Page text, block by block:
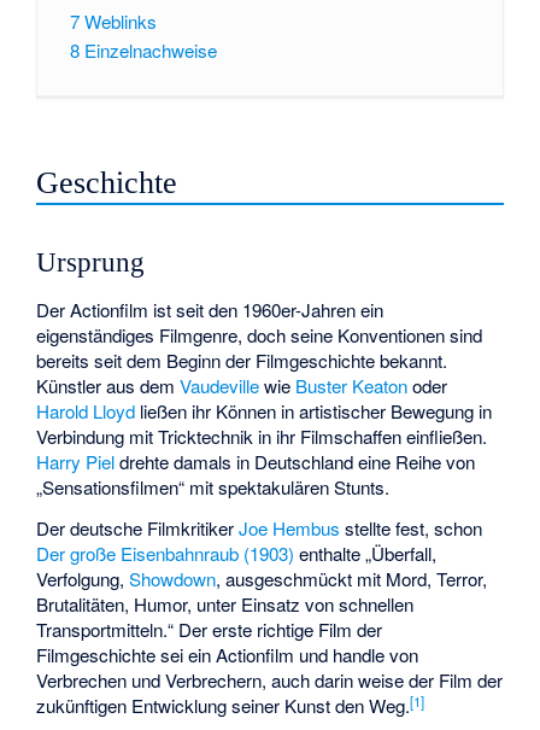
7Weblinks
8 Einzelnachweise
Geschichte
Ursprung
Der Actionfilm ist seit den 1960er-Jahren ein
eigenständiges Filmgenre, doch seine Konventionen sind
bereits seit dem Beginn der Filmgeschichte bekannt.
Künstler aus demVaudevillewie Buster Keatonoder
Harold Lloyd ließen ihr Können in artistischer Bewegung in
Verbindung mit Tricktechnik in ihr Filmschaffen einfließen.
Harry Pieldrehte damals in Deutschland eine Reihe von
„Sensationsfilmen“ mit spektakulären Stunts.
Der deutsche FilmkritikerJoe Hembus stellte fest, schon
Der große Eisenbahnraub (1903) enthalte „Überfall,
Verfolgung,Showdown, ausgeschmückt mit Mord, Terror,
Brutalitäten, Humor, unter Einsatz von schnellen
Transportmitteln.“ Der erste richtige Film der
Filmgeschichte sei ein Actionfilm und handle von
Verbrechen und Verbrechern, auch darin weise der Film der
zukünftigen Entwicklung seiner Kunst den Weg.[1]